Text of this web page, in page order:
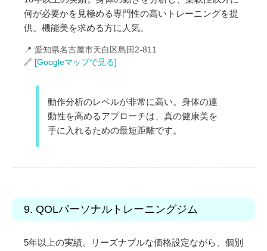
何が必要かを見極める専門性の高いトレーニングを提
供。機能美を求める方に人気。
📍 愛知県名古屋市天白区島田2-811
🔗 [Googleマップで見る]
動作分析のレベルが非常に高い。身体の連
動性を高めるアプローチは、真の健康美を
手に入れるための最短距離です。
9. QOLパーソナルトレーニングジム
5年以上の実績。リーズナブルな価格設定ながら、個別